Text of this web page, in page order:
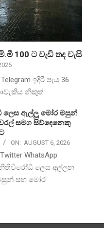
100 ට වැඩි තද වැසි
ඉදිරි පැය 36
නිකුත්
ලෙස ඇල්ලූ මෝර මසුන්
සමග සිව්දෙනෙකු
ON: AUGUST 6, 2026
WhatsApp
නීතිවිරෝධී ලෙස අල්ලන
සහ මෝර